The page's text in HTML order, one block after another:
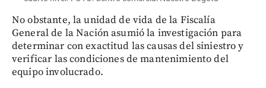
No obstante, la unidad de vida de la Fiscalía
General de la Nación asumió la investigación para
determinar con exactitud las causas del siniestro y
verificar las condiciones de mantenimiento del
equipo involucrado.